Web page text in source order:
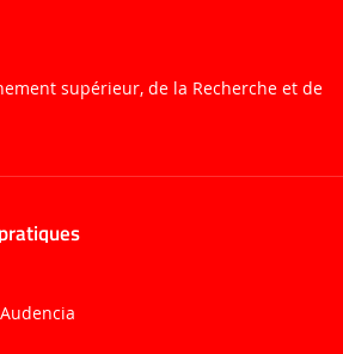
supérieur, de la Recherche et de